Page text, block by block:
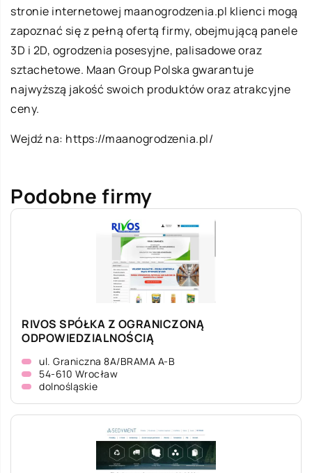
stronie internetowej maanogrodzenia.pl klienci mogą
zapoznać się z pełną ofertą firmy, obejmującą panele
3D i 2D, ogrodzenia posesyjne, palisadowe oraz
sztachetowe. Maan Group Polska gwarantuje
najwyższą jakość swoich produktów oraz atrakcyjne
ceny.
Wejdź na: https://maanogrodzenia.pl/
Podobne firmy
RIVOS SPÓŁKA Z OGRANICZONĄ
ODPOWIEDZIALNOŚCIĄ
ul. Graniczna 8A/BRAMA A-B
54-610 Wrocław
dolnośląskie